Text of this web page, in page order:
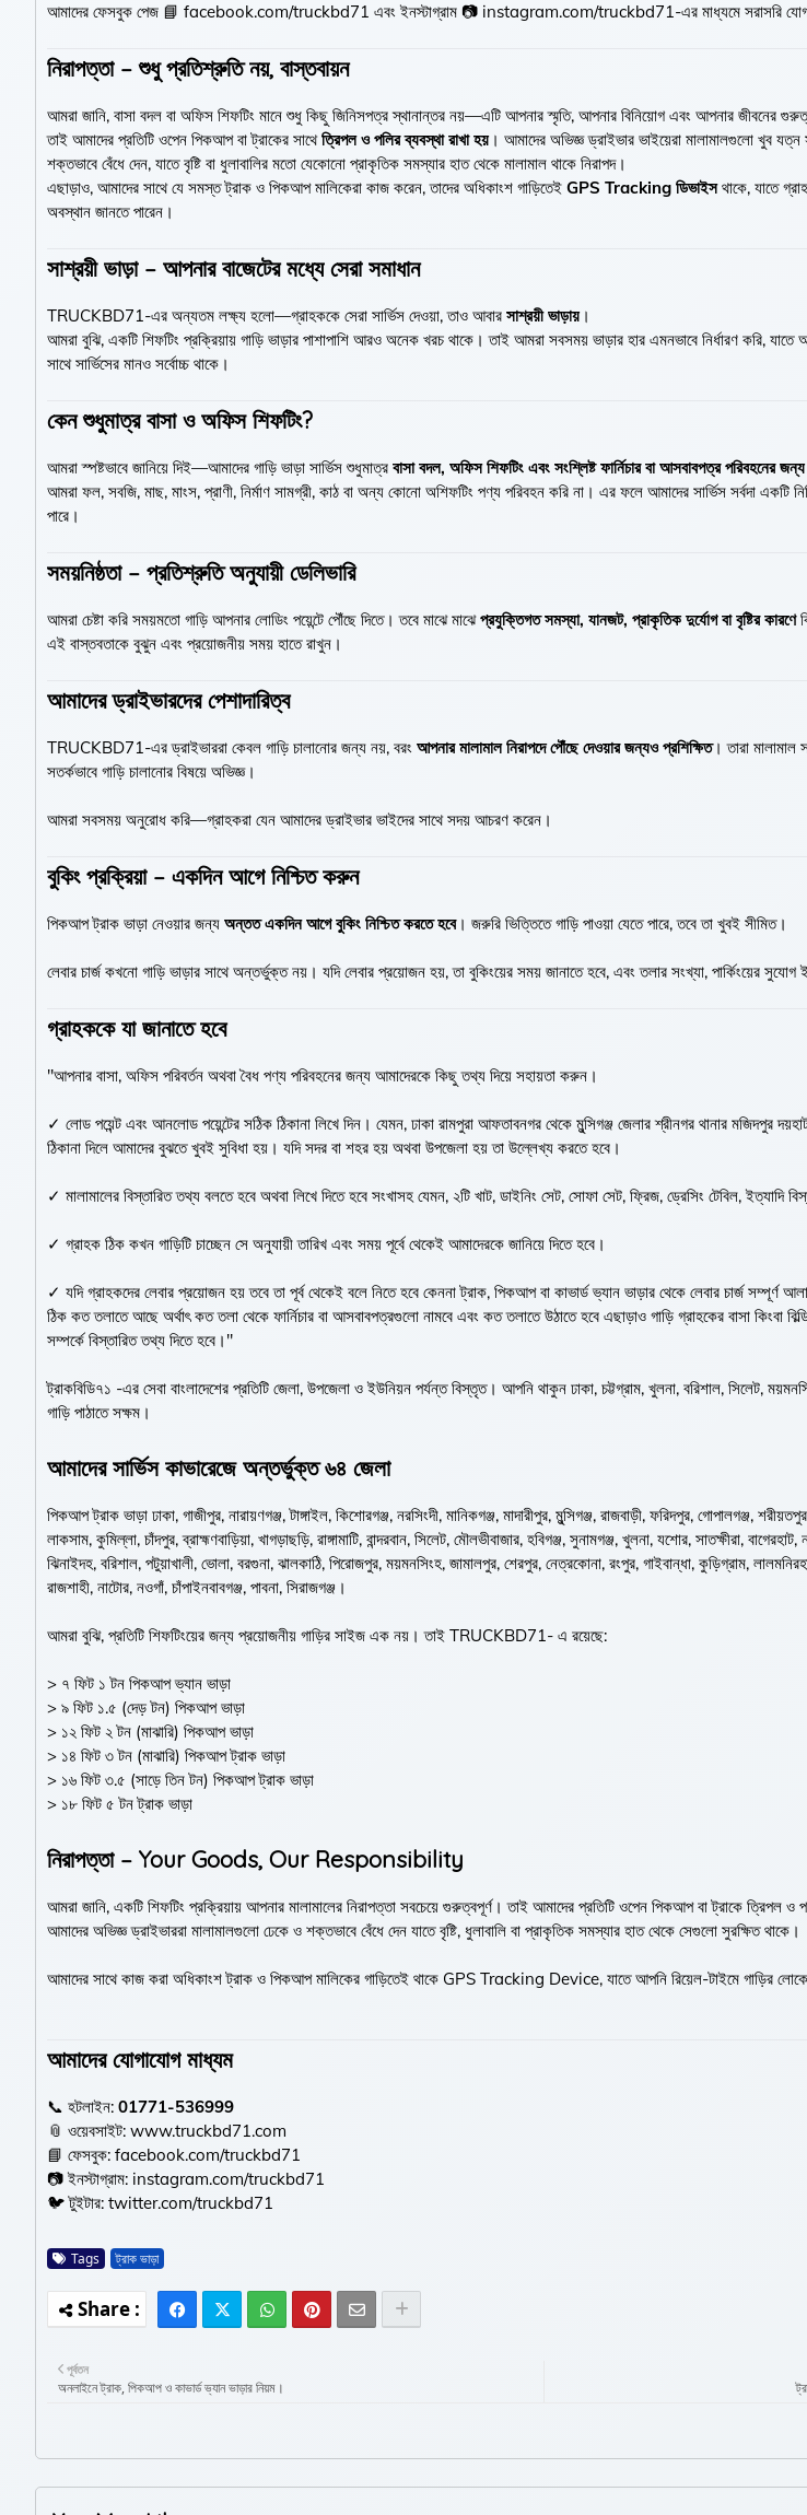
আমাদের ফেসবুক পেজ 📘 facebook.com/truckbd71 এবং ইনস্টাগ্রাম 📷 instagram.com/truckbd71-এর মাধ্যমে সরাসরি
নিরাপত্তা – শুধু প্রতিশ্রুতি নয়, বাস্তবায়ন
আমরা জানি, বাসা বদল বা অফিস শিফটিং মানে শুধু কিছু জিনিসপত্র স্থানান্তর নয়—এটি আপনার স্মৃতি, আপনার বিনিয়োগ এবং আপনার জীবনের
তাই আমাদের প্রতিটি ওপেন পিকআপ বা ট্রাকের সাথেত্রিপল ও পলির ব্যবস্থা রাখা হয়। আমাদের অভিজ্ঞ ড্রাইভার ভাইয়েরা মালামালগুলো খুব যত্ন
শক্তভাবে বেঁধে দেন, যাতে বৃষ্টি বা ধুলাবালির মতো যেকোনো প্রাকৃতিক সমস্যার হাত থেকে মালামাল থাকে নিরাপদ।
এছাড়াও, আমাদের সাথে যে সমস্ত ট্রাক ও পিকআপ মালিকেরা কাজ করেন, তাদের অধিকাংশ গাড়িতেই GPS Tracking ডিভাইসথাকে, যাতে
অবস্থান জানতে পারেন।
সাশ্রয়ী ভাড়া – আপনার বাজেটের মধ্যে সেরা সমাধান
TRUCKBD71-এর অন্যতম লক্ষ্য হলো—গ্রাহককে সেরা সার্ভিস দেওয়া, তাও আবার সাশ্রয়ী ভাড়ায়।
আমরা বুঝি, একটি শিফটিং প্রক্রিয়ায় গাড়ি ভাড়ার পাশাপাশি আরও অনেক খরচ থাকে। তাই আমরা সবসময় ভাড়ার হার এমনভাবে নির্ধারণ করি, যাতে
সাথে সার্ভিসের মানও সর্বোচ্চ থাকে।
কেন শুধুমাত্র বাসা ও অফিস শিফটিং?
আমরা স্পষ্টভাবে জানিয়ে দিই—আমাদের গাড়ি ভাড়া সার্ভিস শুধুমাত্র বাসা বদল, অফিস শিফটিং এবং সংশ্লিষ্ট ফার্নিচার বা আসবাবপত্র পরিবহনের জন্য
আমরা ফল, সবজি, মাছ, মাংস, প্রাণী, নির্মাণ সামগ্রী, কাঠ বা অন্য কোনো অশিফটিং পণ্য পরিবহন করি না। এর ফলে আমাদের সার্ভিস সর্বদা একটি
পারে।
সময়নিষ্ঠতা – প্রতিশ্রুতি অনুযায়ী ডেলিভারি
আমরা চেষ্টা করি সময়মতো গাড়ি আপনার লোডিং পয়েন্টে পৌঁছে দিতে। তবে মাঝে মাঝেপ্রযুক্তিগত সমস্যা, যানজট, প্রাকৃতিক দুর্যোগ বা বৃষ্টির কারণে
এই বাস্তবতাকে বুঝুন এবং প্রয়োজনীয় সময় হাতে রাখুন।
আমাদের ড্রাইভারদের পেশাদারিত্ব
TRUCKBD71-এর ড্রাইভাররা কেবল গাড়ি চালানোর জন্য নয়, বরং আপনার মালামাল নিরাপদে পৌঁছে দেওয়ার জন্যও প্রশিক্ষিত। তারা মালামাল
সতর্কভাবে গাড়ি চালানোর বিষয়ে অভিজ্ঞ।
আমরা সবসময় অনুরোধ করি—গ্রাহকরা যেন আমাদের ড্রাইভার ভাইদের সাথে সদয় আচরণ করেন।
বুকিং প্রক্রিয়া – একদিন আগে নিশ্চিত করুন
পিকআপ ট্রাক ভাড়া নেওয়ার জন্য অন্তত একদিন আগে বুকিং নিশ্চিত করতে হবে। জরুরি ভিত্তিতে গাড়ি পাওয়া যেতে পারে, তবে তা খুবই সীমিত।
লেবার চার্জ কখনো গাড়ি ভাড়ার সাথে অন্তর্ভুক্ত নয়। যদি লেবার প্রয়োজন হয়, তা বুকিংয়ের সময় জানাতে হবে, এবং তলার সংখ্যা, পার্কিংয়ের সুযোগ
গ্রাহককে যা জানাতে হবে
"আপনার বাসা, অফিস পরিবর্তন অথবা বৈধ পণ্য পরিবহনের জন্য আমাদেরকে কিছু তথ্য দিয়ে সহায়তা করুন।
✓ লোড পয়েন্ট এবং আনলোড পয়েন্টের সঠিক ঠিকানা লিখে দিন। যেমন, ঢাকা রামপুরা আফতাবনগর থেকে মুন্সিগঞ্জ জেলার শ্রীনগর থানার মজিদপুর
ঠিকানা দিলে আমাদের বুঝতে খুবই সুবিধা হয়। যদি সদর বা শহর হয় অথবা উপজেলা হয় তা উল্লেখ্য করতে হবে।
✓ মালামালের বিস্তারিত তথ্য বলতে হবে অথবা লিখে দিতে হবে সংখাসহ যেমন, ২টি খাট, ডাইনিং সেট, সোফা সেট, ফ্রিজ, ড্রেসিং টেবিল, ইত্যাদি
✓ গ্রাহক ঠিক কখন গাড়িটি চাচ্ছেন সে অনুযায়ী তারিখ এবং সময় পূর্বে থেকেই আমাদেরকে জানিয়ে দিতে হবে।
✓ যদি গ্রাহকদের লেবার প্রয়োজন হয় তবে তা পূর্ব থেকেই বলে নিতে হবে কেননা ট্রাক, পিকআপ বা কাভার্ড ভ্যান ভাড়ার থেকে লেবার চার্জ সম্পূর্ণ
ঠিক কত তলাতে আছে অর্থাৎ কত তলা থেকে ফার্নিচার বা আসবাবপত্রগুলো নামবে এবং কত তলাতে উঠাতে হবে এছাড়াও গাড়ি গ্রাহকের বাসা কিংবা
সম্পর্কে বিস্তারিত তথ্য দিতে হবে।"
ট্রাকবিডি৭১ -এর সেবা বাংলাদেশের প্রতিটি জেলা, উপজেলা ও ইউনিয়ন পর্যন্ত বিস্তৃত। আপনি থাকুন ঢাকা, চট্টগ্রাম, খুলনা, বরিশাল, সিলেট,
গাড়ি পাঠাতে সক্ষম।
আমাদের সার্ভিস কাভারেজে অন্তর্ভুক্ত ৬৪ জেলা
পিকআপ ট্রাক ভাড়া ঢাকা, গাজীপুর, নারায়ণগঞ্জ, টাঙ্গাইল, কিশোরগঞ্জ, নরসিংদী, মানিকগঞ্জ, মাদারীপুর, মুন্সিগঞ্জ, রাজবাড়ী, ফরিদপুর, গোপালগঞ্জ,
লাকসাম, কুমিল্লা, চাঁদপুর, ব্রাহ্মণবাড়িয়া, খাগড়াছড়ি, রাঙ্গামাটি, বান্দরবান, সিলেট, মৌলভীবাজার, হবিগঞ্জ, সুনামগঞ্জ, খুলনা, যশোর, সাতক্ষীরা, বাগেরহাট,
ঝিনাইদহ, বরিশাল, পটুয়াখালী, ভোলা, বরগুনা, ঝালকাঠি, পিরোজপুর, ময়মনসিংহ, জামালপুর, শেরপুর, নেত্রকোনা, রংপুর, গাইবান্ধা, কুড়িগ্রাম,
রাজশাহী, নাটোর, নওগাঁ, চাঁপাইনবাবগঞ্জ, পাবনা, সিরাজগঞ্জ।
আমরা বুঝি, প্রতিটি শিফটিংয়ের জন্য প্রয়োজনীয় গাড়ির সাইজ এক নয়। তাই TRUCKBD71- এ রয়েছে:
> ৭ ফিট ১ টন পিকআপ ভ্যান ভাড়া
> ৯ ফিট ১.৫ (দেড় টন) পিকআপ ভাড়া
> ১২ ফিট ২ টন (মাঝারি) পিকআপ ভাড়া
> ১৪ ফিট ৩ টন (মাঝারি) পিকআপ ট্রাক ভাড়া
> ১৬ ফিট ৩.৫ (সাড়ে তিন টন) পিকআপ ট্রাক ভাড়া
> ১৮ ফিট ৫ টন ট্রাক ভাড়া
নিরাপত্তা – Your Goods, Our Responsibility
আমরা জানি, একটি শিফটিং প্রক্রিয়ায় আপনার মালামালের নিরাপত্তা সবচেয়ে গুরুত্বপূর্ণ। তাই আমাদের প্রতিটি ওপেন পিকআপ বা ট্রাকে ত্রিপল ও
আমাদের অভিজ্ঞ ড্রাইভাররা মালামালগুলো ঢেকে ও শক্তভাবে বেঁধে দেন যাতে বৃষ্টি, ধুলাবালি বা প্রাকৃতিক সমস্যার হাত থেকে সেগুলো সুরক্ষিত থাকে।
আমাদের সাথে কাজ করা অধিকাংশ ট্রাক ও পিকআপ মালিকের গাড়িতেই থাকে GPS Tracking Device, যাতে আপনি রিয়েল-টাইমে গাড়ির
আমাদের যোগাযোগ মাধ্যম
📞 হটলাইন: 01771-536999
📎 ওয়েবসাইট: www.truckbd71.com
📘 ফেসবুক: facebook.com/truckbd71
📷 ইনস্টাগ্রাম: instagram.com/truckbd71
🐦 টুইটার: twitter.com/truckbd71
Tags ট্রাক ভাড়া
পূর্বতন
অনলাইনে ট্রাক, পিকআপ ও কাভার্ড ভ্যান ভাড়ার নিয়ম।